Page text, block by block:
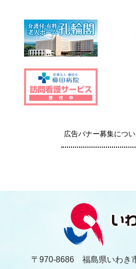
広告バナー募集につ
〒970-8686 福島県いわき